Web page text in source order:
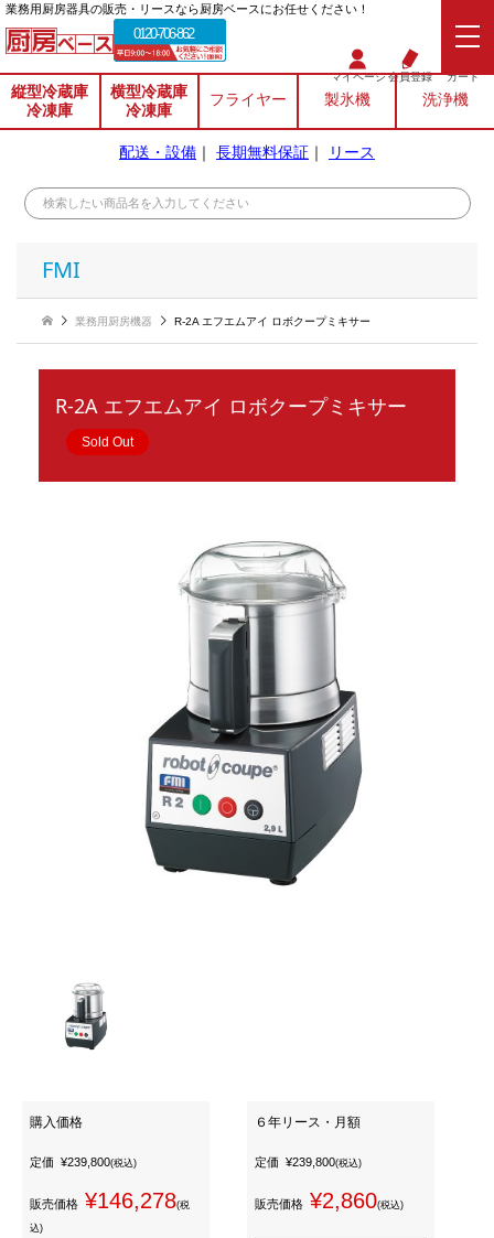
業務⽤厨房器具の販売・リースなら厨房ベースにお任せください！
0120-706-862
マイページ会員登録 カート
縦型冷蔵庫
冷凍庫
横型冷蔵庫
冷凍庫
フライヤー 製氷機 洗浄機
配送・設備 ｜ 長期無料保証 ｜ リース
FMI
業務用厨房機器 R-2A エフエムアイ ロボクープミキサー
R-2A エフエムアイ ロボクープミキサー
Sold Out
購入価格
定価 ¥239,800(税込)
販売価格 ¥146,278(税
込)
６年リース・月額
定価 ¥239,800(税込)
販売価格 ¥2,860(税込)